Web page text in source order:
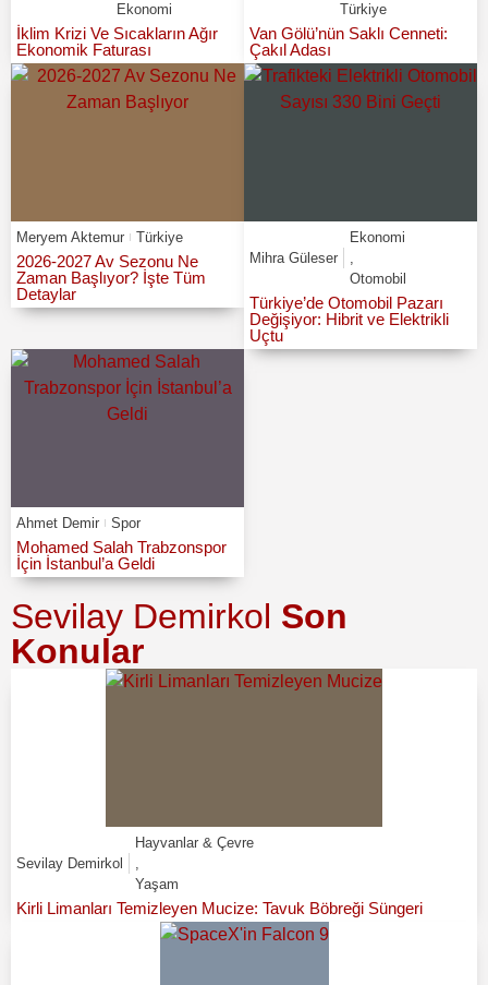
Ekonomi
İklim Krizi Ve Sıcakların Ağır
Ekonomik Faturası
Türkiye
Van Gölü’nün Saklı Cenneti:
Çakıl Adası
Meryem Aktemur Türkiye
2026-2027 Av Sezonu Ne
Zaman Başlıyor? İşte Tüm
Detaylar
Mihra Güleser
Ekonomi
Otomobil
Türkiye’de Otomobil Pazarı
Değişiyor: Hibrit ve Elektrikli
Uçtu
Ahmet Demir Spor
Mohamed Salah Trabzonspor
İçin İstanbul’a Geldi
Sevilay Demirkol Son
Konular
Sevilay Demirkol
Hayvanlar & Çevre
Yaşam
Kirli Limanları Temizleyen Mucize: Tavuk Böbreği Süngeri